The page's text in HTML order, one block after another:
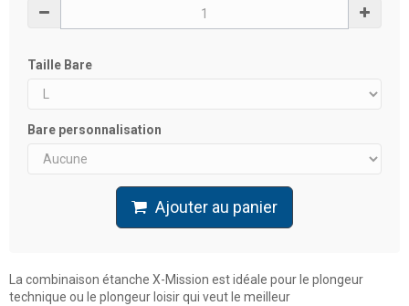
Taille Bare
Bare personnalisation
Ajouter au panier
La combinaison étanche X-Mission est idéale pour le plongeur
technique ou le plongeur loisir qui veut le meilleur